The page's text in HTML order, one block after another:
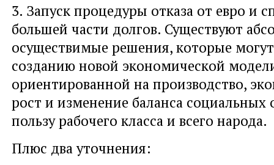
3. Запуск процедуры отказа от евро и
большей части долгов. Существуют
осуществимые решения, которые
созданию новой экономической
ориентированной на производство,
рост и изменение баланса
пользу рабочего класса и всего народа.
Плюс два уточнения: